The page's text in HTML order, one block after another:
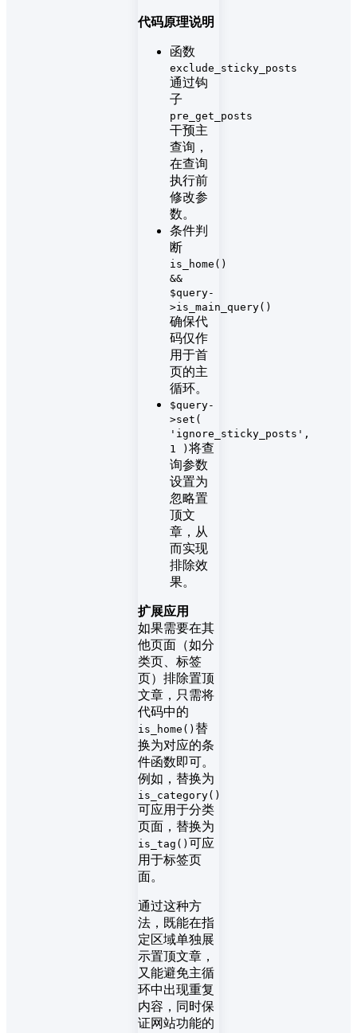
代码原理说明
函数
exclude_sticky_posts
通过钩
子
pre_get_posts
干预主
查询，
在查询
执行前
修改参
数。
条件判
断
is_home()
&&
$query-
>is_main_query()
确保代
码仅作
用于首
页的主
循环。
$query-
>set(
'ignore_sticky_posts',
1 ) 将查
询参数
设置为
忽略置
顶文
章，从
而实现
排除效
果。
扩展应用
如果需要在其
他页面（如分
类页、标签
页）排除置顶
文章，只需将
代码中的
is_home() 替
换为对应的条
件函数即可。
例如，替换为
is_category()
可应用于分类
页面，替换为
is_tag() 可应
用于标签页
面。
通过这种方
法，既能在指
定区域单独展
示置顶文章，
又能避免主循
环中出现重复
内容，同时保
证网站功能的